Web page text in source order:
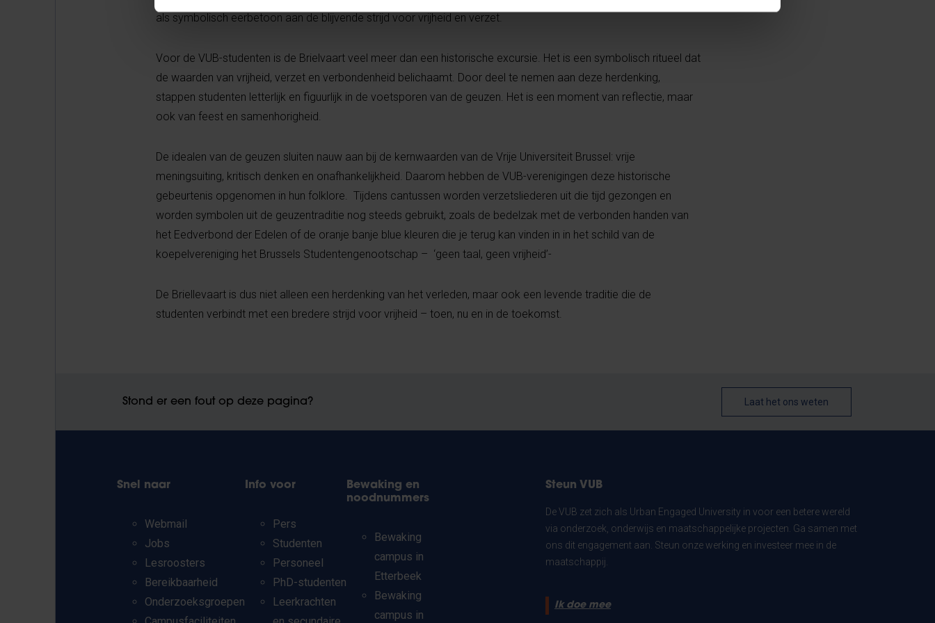
als symbolisch eerbetoon aan de blijvende strijd voor vrijheid en verzet.
Voor de VUB-studenten is de Brielvaart veel meer dan een historische excursie. Het is een symbolisch ritueel dat
de waarden van vrijheid, verzet en verbondenheid belichaamt. Door deel te nemen aan deze herdenking,
stappen studenten letterlijk en figuurlijk in de voetsporen van de geuzen. Het is een moment van reflectie, maar
ook van feest en samenhorigheid.
De idealen van de geuzen sluiten nauw aan bij de kernwaarden van de Vrije Universiteit Brussel: vrije
meningsuiting, kritisch denken en onafhankelijkheid. Daarom hebben de VUB-verenigingen deze historische
gebeurtenis opgenomen in hun folklore. Tijdens cantussen worden verzetsliederen uit die tijd gezongen en
worden symbolen uit de geuzentraditie nog steeds gebruikt, zoals de bedelzak met de verbonden handen van
het Eedverbond der Edelen of de oranje banje blue kleuren die je terug kan vinden in in het schild van de
koepelvereniging het Brussels Studentengenootschap – ‘geen taal, geen vrijheid’-
De Briellevaart is dus niet alleen een herdenking van het verleden, maar ook een levende traditie die de
studenten verbindt met een bredere strijd voor vrijheid – toen, nu en in de toekomst.
Stond er een fout op deze pagina? Laat het ons weten
Snel naar
Webmail
Jobs
Lesroosters
Bereikbaarheid
Onderzoeksgroepen
Info voor
Pers
Studenten
Personeel
PhD-studenten
Leerkrachten
Bewaking en
noodnummers
Bewaking
campus in
Etterbeek
Bewaking
campus in
Steun VUB
De VUB zet zich als Urban Engaged University in voor een betere wereld
via onderzoek, onderwijs en maatschappelijke projecten. Ga samen met
ons dit engagement aan. Steun onze werking en investeer mee in de
maatschappij.
Ik doe mee